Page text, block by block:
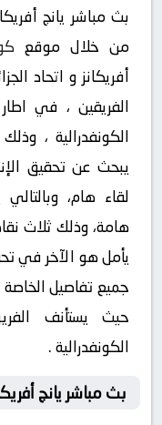
بث مباشر يانج
من خلال موقع
أفريكانز و اتحاد
الفريقين ، في
الكونفدرالية ،
يبحث عن تحقيق
لقاء هام،
هامة، وذلك ثلاث
يأمل هو الآخر في
حيث يستأنف
الكونفدرالية .
بث مباشر يانج